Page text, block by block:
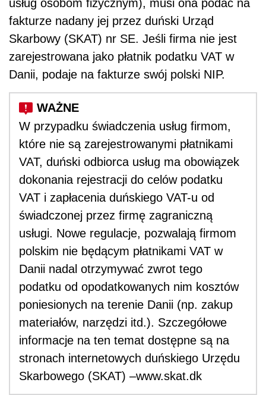
usług osobom fizycznym), musi ona podać na
fakturze nadany jej przez duński Urząd
Skarbowy (SKAT) nr SE. Jeśli firma nie jest
zarejestrowana jako płatnik podatku VAT w
Danii, podaje na fakturze swój polski NIP.
W przypadku świadczenia usług firmom,
które nie są zarejestrowanymi płatnikami
VAT, duński odbiorca usług ma obowiązek
dokonania rejestracji do celów podatku
VAT i zapłacenia duńskiego VAT-u od
świadczonej przez firmę zagraniczną
usługi. Nowe regulacje, pozwalają firmom
polskim nie będącym płatnikami VAT w
Danii nadal otrzymywać zwrot tego
podatku od opodatkowanych nim kosztów
poniesionych na terenie Danii (np. zakup
materiałów, narzędzi itd.). Szczegółowe
informacje na ten temat dostępne są na
stronach internetowych duńskiego Urzędu
Skarbowego (SKAT) –www.skat.dk